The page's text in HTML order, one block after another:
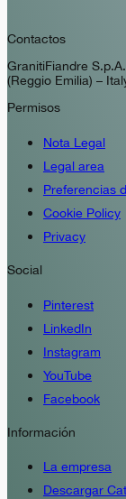
Contactos
GranitiFiandre
(Reggio Emilia) –
Permisos
Nota Legal
Legal area
Preferencias
Cookie Policy
Privacy
Social
Pinterest
LinkedIn
Instagram
YouTube
Facebook
Información
La empresa
Descargar